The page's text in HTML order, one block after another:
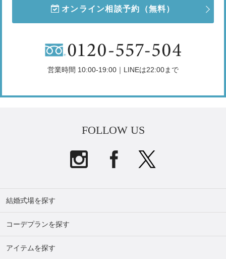
オンライン相談予約 （無料）
営業時間 10:00-19:00｜LINEは22:00まで
FOLLOW US
結婚式場を探す
コーデプランを探す
アイテムを探す